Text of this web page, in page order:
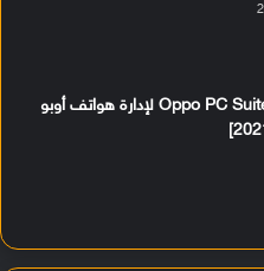
تحميل برنامج Oppo PC Suite لإدارة هواتف أوبو